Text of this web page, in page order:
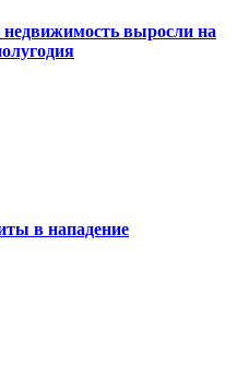
выросли на
в нападение